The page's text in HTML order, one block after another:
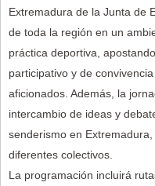
Extremadura de la Junta de
de toda la región en un
práctica deportiva,
participativo y de
aficionados. Además, la
intercambio de ideas y
senderismo en
diferentes colectivos.
La programación incluirá